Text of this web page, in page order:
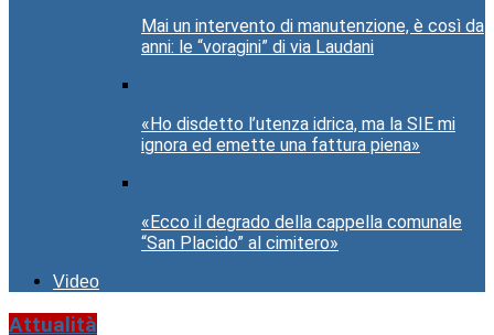
Mai un intervento di manutenzione, è così da
anni: le “voragini” di via Laudani
«Ho disdetto l’utenza idrica, ma la SIE mi
ignora ed emette una fattura piena»
«Ecco il degrado della cappella comunale
“San Placido” al cimitero»
Video
Attualità